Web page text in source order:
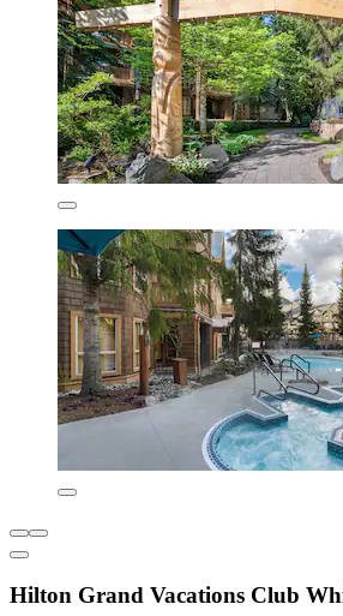
Hilton Grand Vacations Club